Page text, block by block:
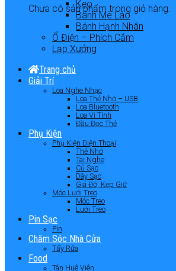
Chưa có sản phẩm trong giỏ hàng.
Kẹo
Bánh Mè Láo
Bánh Hạnh Nhân
Ổ Điện – Phích Cắm
Lạp Xưởng
Trang chủ
Giải Trí
Loa Nghe Nhạc
Loa Thẻ Nhớ – USB
Loa Bluetooth
Loa Vi Tính
Đầu Đọc Thẻ
Phụ Kiện
Phụ Kiện Điện Thoại
Thẻ Nhớ
Tai Nghe
Củ Sạc
Dây Sạc
Giá Đỡ, Kẹp Giữ
Móc Lưới Treo
Móc Treo
Lưới Treo
Pin Sạc
Pin
Chăm Sóc Nhà Cửa
Tẩy Rửa
Food
Tân Huê Viên